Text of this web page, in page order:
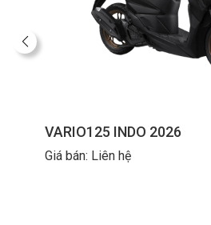
VARIO125 INDO 2026
Giá bán: Liên hệ